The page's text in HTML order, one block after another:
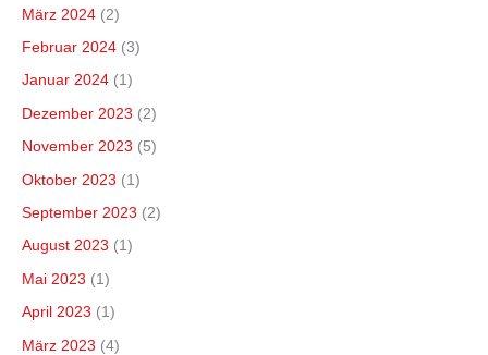
März 2024 (2)
Februar 2024 (3)
Januar 2024 (1)
Dezember 2023 (2)
November 2023 (5)
Oktober 2023 (1)
September 2023 (2)
August 2023 (1)
Mai 2023 (1)
April 2023 (1)
März 2023 (4)